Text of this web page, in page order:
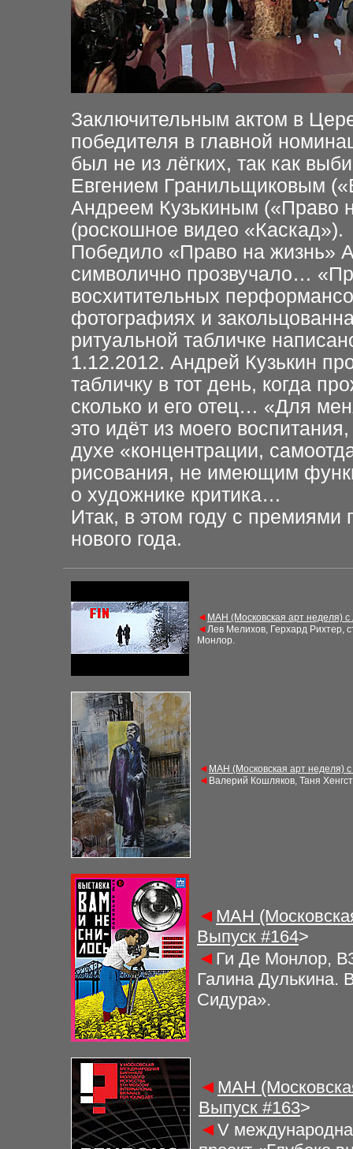
Заключительным актом в
победителя в главной
был не из лёгких, так как
Евгением Гранильщиковым
Андреем Кузькиным («Право
(роскошное видео «Каскад»).
Победило «Право на жизнь»
символично прозвучало…
восхитительных
фотографиях и
ритуальной табличке
1.12.2012. Андрей Кузькин
табличку в тот день, когда
сколько и его отец… «Для
это идёт из моего
духе «концентрации,
рисования, не имеющим
о художнике критика…
Итак, в этом году с
нового года.
◄ МАН (Московская арт неделя)
◄Лев Мелихов, Герхард Рихтер,
Монлор.
◄ МАН (Московская арт неделя)
◄ Валерий Кошляков, Таня
◄ МАН
Выпуск #164>
◄ Ги Де Монлор,
Галина Дулькина.
Сидура».
◄ МАН
Выпуск #163>
◄ V